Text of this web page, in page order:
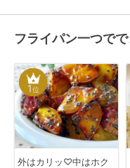
フライパン一つで
1位
外はカリッ♡中はホク